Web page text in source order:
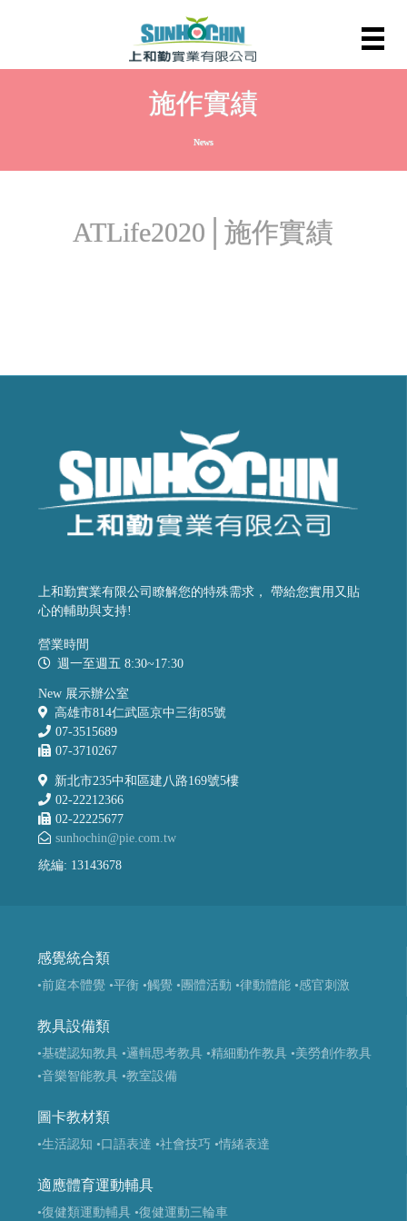
施作實績
News
ATLife2020│施作實績
上和勤實業有限公司瞭解您的特殊需求， 帶給您實用又貼
心的輔助與支持!
營業時間
週一至週五 8:30~17:30
New 展示辦公室
高雄市814仁武區京中三街85號
07-3515689
07-3710267
新北市235中和區建八路169號5樓
02-22212366
02-22225677
sunhochin@pie.com.tw
統編: 13143678
感覺統合類
•前庭本體覺 •平衡 •觸覺 •團體活動 •律動體能 •感官刺激
教具設備類
•基礎認知教具 •邏輯思考教具 •精細動作教具 •美勞創作教具
•音樂智能教具 •教室設備
圖卡教材類
•生活認知 •口語表達 •社會技巧 •情緒表達
適應體育運動輔具
•復健類運動輔具 •復健運動三輪車